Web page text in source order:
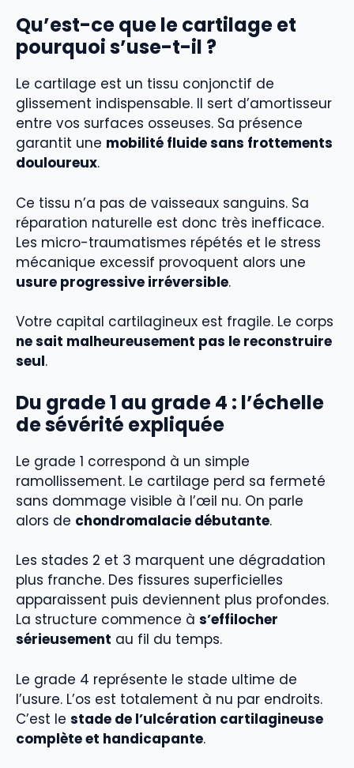
Qu’est-ce que le cartilage et
pourquoi s’use-t-il ?
Le cartilage est un tissu conjonctif de
glissement indispensable. Il sert d’amortisseur
entre vos surfaces osseuses. Sa présence
garantit une mobilité fluide sans frottements
douloureux.
Ce tissu n’a pas de vaisseaux sanguins. Sa
réparation naturelle est donc très inefficace.
Les micro-traumatismes répétés et le stress
mécanique excessif provoquent alors une
usure progressive irréversible.
Votre capital cartilagineux est fragile. Le corps
ne sait malheureusement pas le reconstruire
seul.
Du grade 1 au grade 4 : l’échelle
de sévérité expliquée
Le grade 1 correspond à un simple
ramollissement. Le cartilage perd sa fermeté
sans dommage visible à l’œil nu. On parle
alors de chondromalacie débutante.
Les stades 2 et 3 marquent une dégradation
plus franche. Des fissures superficielles
apparaissent puis deviennent plus profondes.
La structure commence à s’effilocher
sérieusement au fil du temps.
Le grade 4 représente le stade ultime de
l’usure. L’os est totalement à nu par endroits.
C’est le stade de l’ulcération cartilagineuse
complète et handicapante.